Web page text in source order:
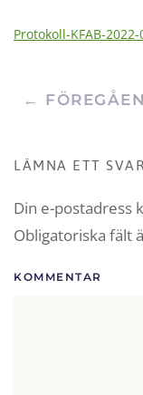
Protokoll-KFAB-
←
LÄMNA ETT SVAR
Din e-postadress
Obligatoriska fält
KOMMENTAR